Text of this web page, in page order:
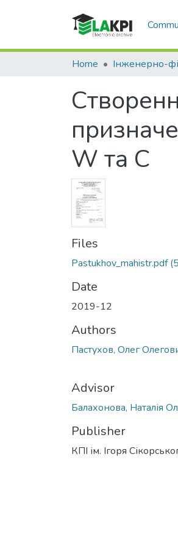
Home
W та C
Files
Pastukhov_mahistr.pdf
Date
2019-12
Authors
Пастухов, Олег
Advisor
Балахонова, Наталія
Publisher
КПІ ім. Ігоря